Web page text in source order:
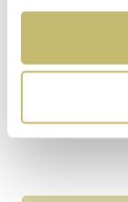
gesammelt